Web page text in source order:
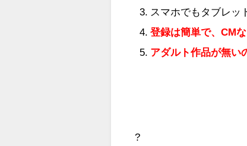
スマホでもタブレッ
登録は簡単で、CM
アダルト作品が無い
?